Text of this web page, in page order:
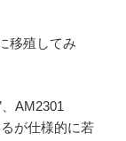
移殖してみ
AM2301
が仕様的に若